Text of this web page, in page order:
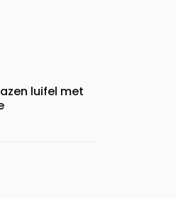
luifel met